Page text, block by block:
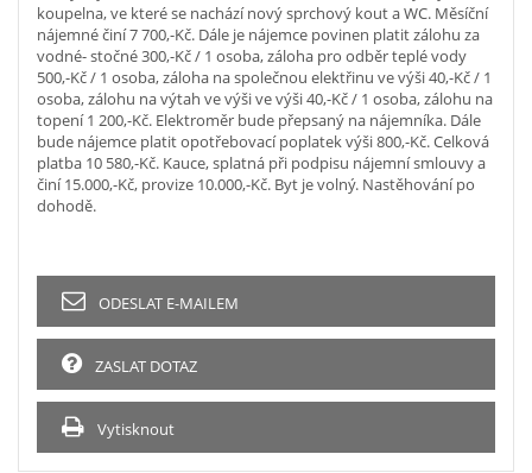
koupelna, ve které se nachází nový sprchový kout a WC. Měsíční
nájemné činí 7 700,-Kč. Dále je nájemce povinen platit zálohu za
vodné- stočné 300,-Kč / 1 osoba, záloha pro odběr teplé vody
500,-Kč / 1 osoba, záloha na společnou elektřinu ve výši 40,-Kč / 1
osoba, zálohu na výtah ve výši ve výši 40,-Kč / 1 osoba, zálohu na
topení 1 200,-Kč. Elektroměr bude přepsaný na nájemníka. Dále
bude nájemce platit opotřebovací poplatek výši 800,-Kč. Celková
platba 10 580,-Kč. Kauce, splatná při podpisu nájemní smlouvy a
činí 15.000,-Kč, provize 10.000,-Kč. Byt je volný. Nastěhování po
dohodě.
ODESLAT E-MAILEM
ZASLAT DOTAZ
Vytisknout